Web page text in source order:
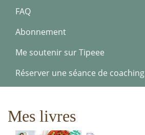
FAQ
Abonnement
Me soutenir sur Tipeee
Réserver une séance de coaching
Mes livres